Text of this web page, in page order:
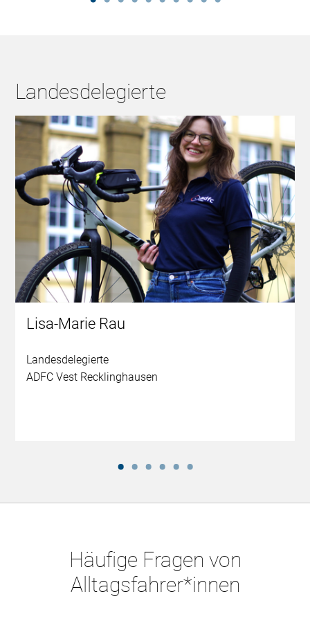
Landesdelegierte
Lisa-Marie Rau
Landesdelegierte
ADFC Vest Recklinghausen
Häufige Fragen von
Alltagsfahrer*innen